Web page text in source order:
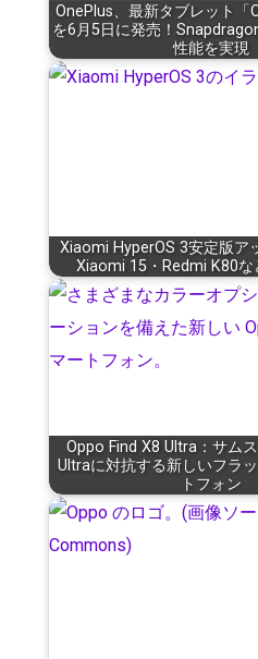
OnePlus、最新タブレット「
を6月5日に発売！
性能を実現
Xiaomi HyperOS 3安定版ア
Xiaomi 15・Redmi K80な
Oppo Find X8 Ultra：サム
Ultraに対抗する新しいフラ
トフォン